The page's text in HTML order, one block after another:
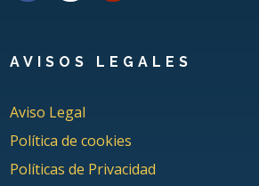
AVISOS LEGALES
Aviso Legal
Política de cookies
Políticas de Privacidad